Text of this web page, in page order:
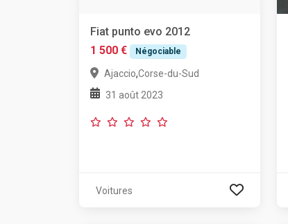
Fiat punto evo 2012
1 500 €
Négociable
Ajaccio,Corse-du-Sud
31 août 2023
Voitures